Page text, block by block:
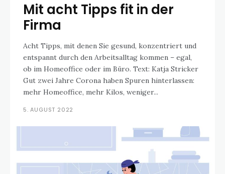
Mit acht Tipps fit in der
Firma
Acht Tipps, mit denen Sie gesund, konzentriert und
entspannt durch den Arbeitsalltag kommen – egal,
ob im Homeoffice oder im Büro. Text: Katja Stricker
Gut zwei Jahre Corona haben Spuren hinterlassen:
mehr Homeoffice, mehr Kilos, weniger...
5. AUGUST 2022